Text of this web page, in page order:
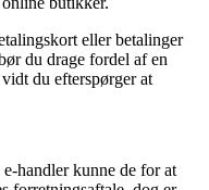
eller betalinger
du drage fordel af en
du efterspørger at
handler kunne de for at